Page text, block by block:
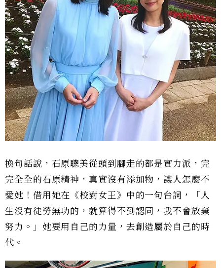
換句話說，石原聰美從頭到腳走的都是實力派，完
完全全的石原精神，真實沒有添加物，讓人怎麼不
愛她！借用她在《校對女王》中的一句台詞，「人
生沒有徒勞無功的，就算得不到認同，我不會放棄
努力。」她要用自己的力量，去創造屬於自己的時
代。